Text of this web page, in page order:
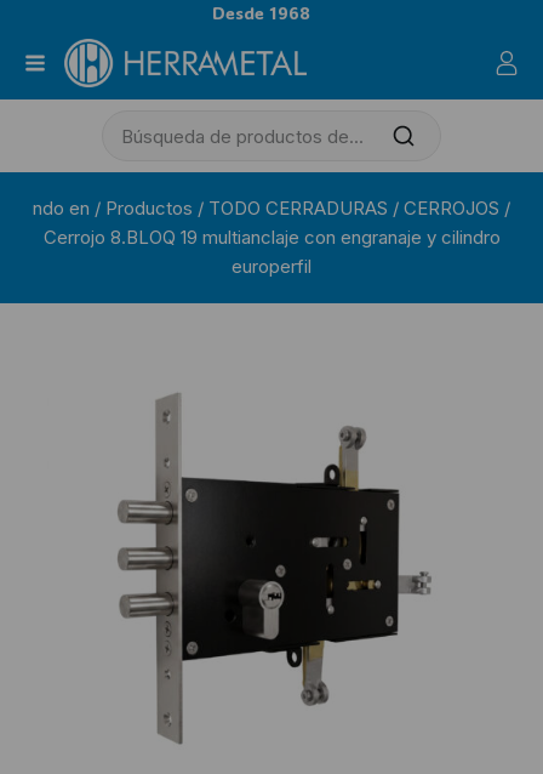
Desde 1968
ndo en / Productos / TODO CERRADURAS / CERROJOS /
Cerrojo 8.BLOQ 19 multianclaje con engranaje y cilindro
europerfil